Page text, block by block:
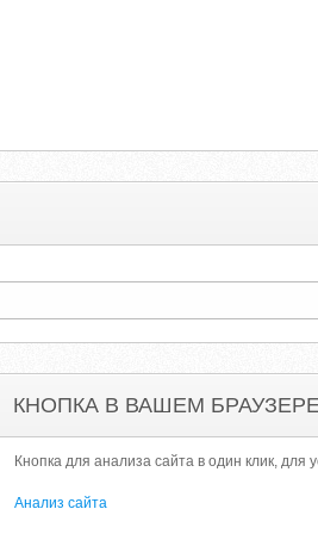
КНОПКА В ВАШЕМ
Кнопка для анализа сайта в один клик, для
Анализ сайта